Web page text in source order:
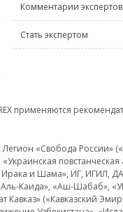
Комментарии экспертов
Стать экспертом
применяются
«Свобода России»
Ирака и Шама», ИГ, ИГИЛ,
Каида», «Аш-Шабаб»,
Кавказ» («Кавказский